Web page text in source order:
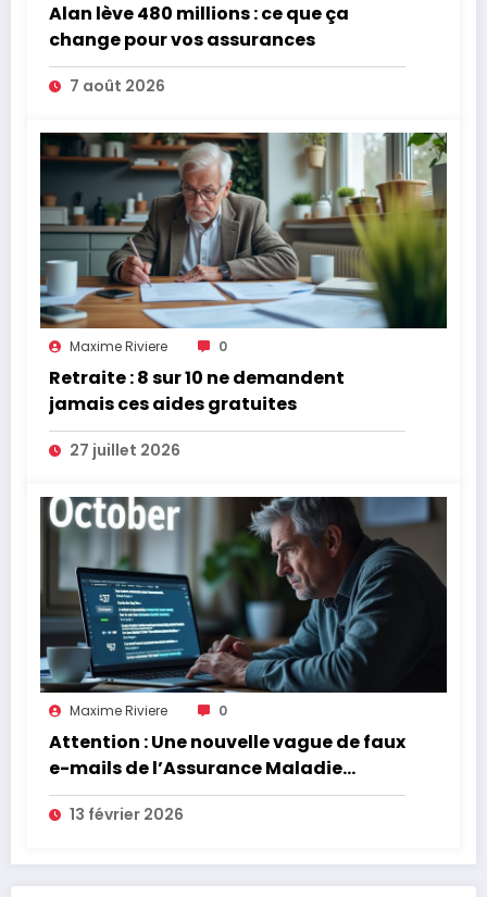
Alan lève 480 millions : ce que ça
change pour vos assurances
7 août 2026
Maxime Riviere 0
Retraite : 8 sur 10 ne demandent
jamais ces aides gratuites
27 juillet 2026
Maxime Riviere 0
Attention : Une nouvelle vague de faux
e-mails de l’Assurance Maladie
menace la couverture de vos frais de
santé
13 février 2026